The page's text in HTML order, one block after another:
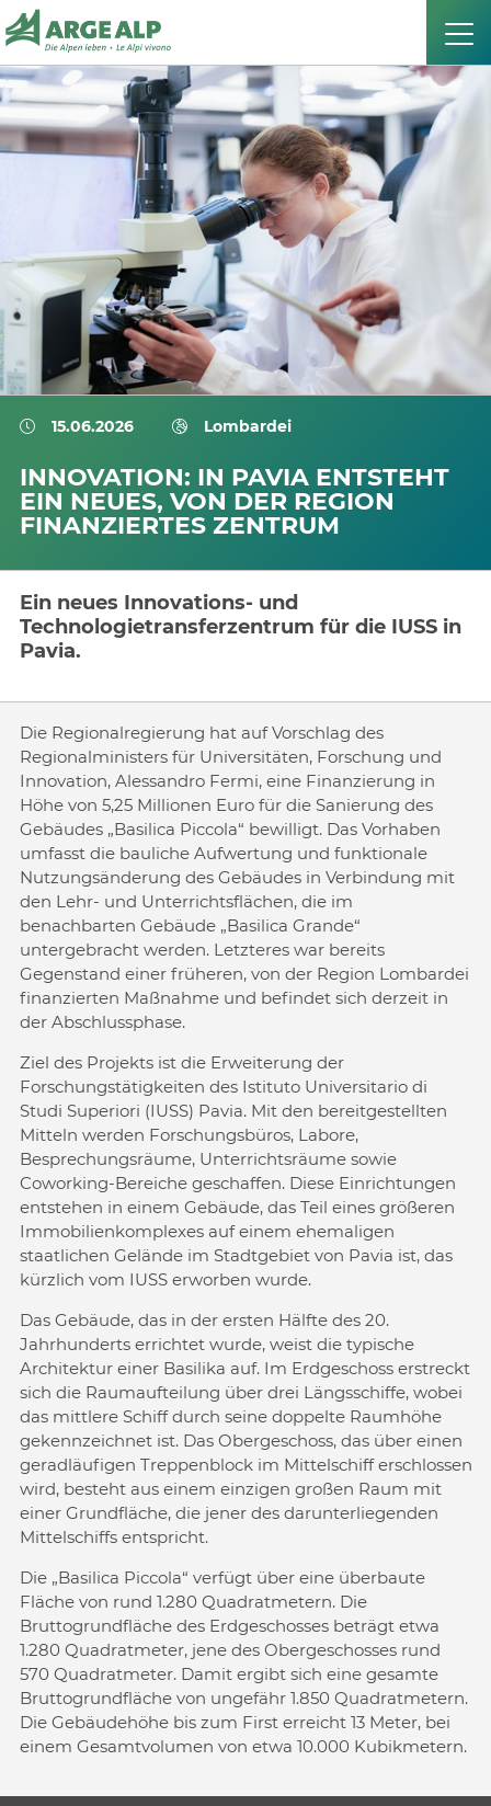
15.06.2026 Lombardei
INNOVATION: IN PAVIA ENTSTEHT
EIN NEUES, VON DER REGION
FINANZIERTES ZENTRUM
Ein neues Innovations- und
Technologietransferzentrum für die IUSS in
Pavia.
Die Regionalregierung hat auf Vorschlag des
Regionalministers für Universitäten, Forschung und
Innovation, Alessandro Fermi, eine Finanzierung in
Höhe von 5,25 Millionen Euro für die Sanierung des
Gebäudes „Basilica Piccola“ bewilligt. Das Vorhaben
umfasst die bauliche Aufwertung und funktionale
Nutzungsänderung des Gebäudes in Verbindung mit
den Lehr- und Unterrichtsflächen, die im
benachbarten Gebäude „Basilica Grande“
untergebracht werden. Letzteres war bereits
Gegenstand einer früheren, von der Region Lombardei
finanzierten Maßnahme und befindet sich derzeit in
der Abschlussphase.
Ziel des Projekts ist die Erweiterung der
Forschungstätigkeiten des Istituto Universitario di
Studi Superiori (IUSS) Pavia. Mit den bereitgestellten
Mitteln werden Forschungsbüros, Labore,
Besprechungsräume, Unterrichtsräume sowie
Coworking-Bereiche geschaffen. Diese Einrichtungen
entstehen in einem Gebäude, das Teil eines größeren
Immobilienkomplexes auf einem ehemaligen
staatlichen Gelände im Stadtgebiet von Pavia ist, das
kürzlich vom IUSS erworben wurde.
Das Gebäude, das in der ersten Hälfte des 20.
Jahrhunderts errichtet wurde, weist die typische
Architektur einer Basilika auf. Im Erdgeschoss erstreckt
sich die Raumaufteilung über drei Längsschiffe, wobei
das mittlere Schiff durch seine doppelte Raumhöhe
gekennzeichnet ist. Das Obergeschoss, das über einen
geradläufigen Treppenblock im Mittelschiff erschlossen
wird, besteht aus einem einzigen großen Raum mit
einer Grundfläche, die jener des darunterliegenden
Mittelschiffs entspricht.
Die „Basilica Piccola“ verfügt über eine überbaute
Fläche von rund 1.280 Quadratmetern. Die
Bruttogrundfläche des Erdgeschosses beträgt etwa
1.280 Quadratmeter, jene des Obergeschosses rund
570 Quadratmeter. Damit ergibt sich eine gesamte
Bruttogrundfläche von ungefähr 1.850 Quadratmetern.
Die Gebäudehöhe bis zum First erreicht 13 Meter, bei
einem Gesamtvolumen von etwa 10.000 Kubikmetern.